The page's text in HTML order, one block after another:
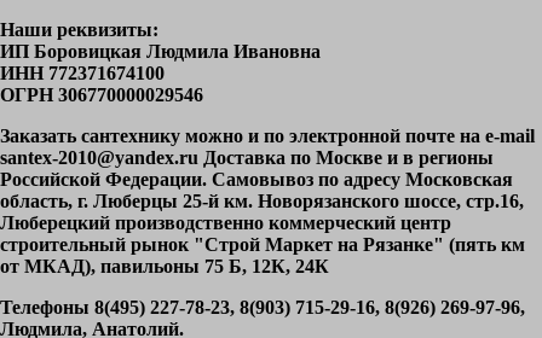
Наши реквизиты:
ИП Боровицкая Людмила Ивановна
ИНН 772371674100
ОГРН 306770000029546
Заказать сантехнику можно и по электронной почте на e-mail
santex-2010@yandex.ru Доставка по Москве и в регионы
Российской Федерации. Самовывоз по адресу Московская
область, г. Люберцы 25-й км. Новорязанского шоссе, стр.16,
Люберецкий производственно коммерческий центр
строительный рынок "Строй Маркет на Рязанке" (пять км
от МКАД), павильоны 75 Б, 12К, 24К
Телефоны 8(495) 227-78-23, 8(903) 715-29-16, 8(926) 269-97-96,
Людмила, Анатолий.